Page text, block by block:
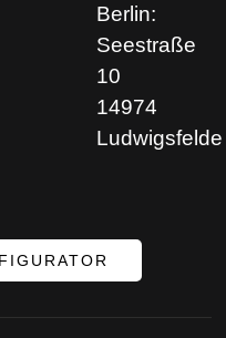
Berlin:
Seestraße
10
14974
Ludwigsfelde